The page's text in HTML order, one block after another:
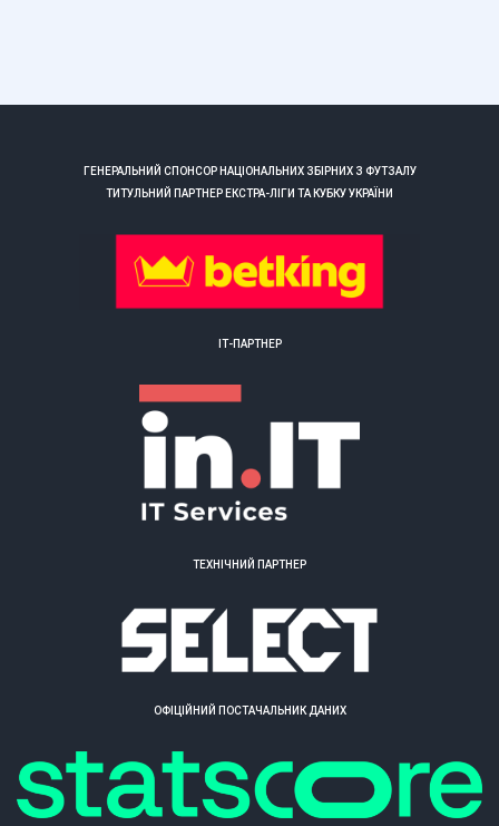
ГЕНЕРАЛЬНИЙ СПОНСОР НАЦІОНАЛЬНИХ ЗБІРНИХ З ФУТЗАЛУ
ТИТУЛЬНИЙ ПАРТНЕР ЕКСТРА-ЛІГИ ТА КУБКУ УКРАЇНИ
ІТ-ПАРТНЕР
ТЕХНІЧНИЙ ПАРТНЕР
ОФІЦІЙНИЙ ПОСТАЧАЛЬНИК ДАНИХ